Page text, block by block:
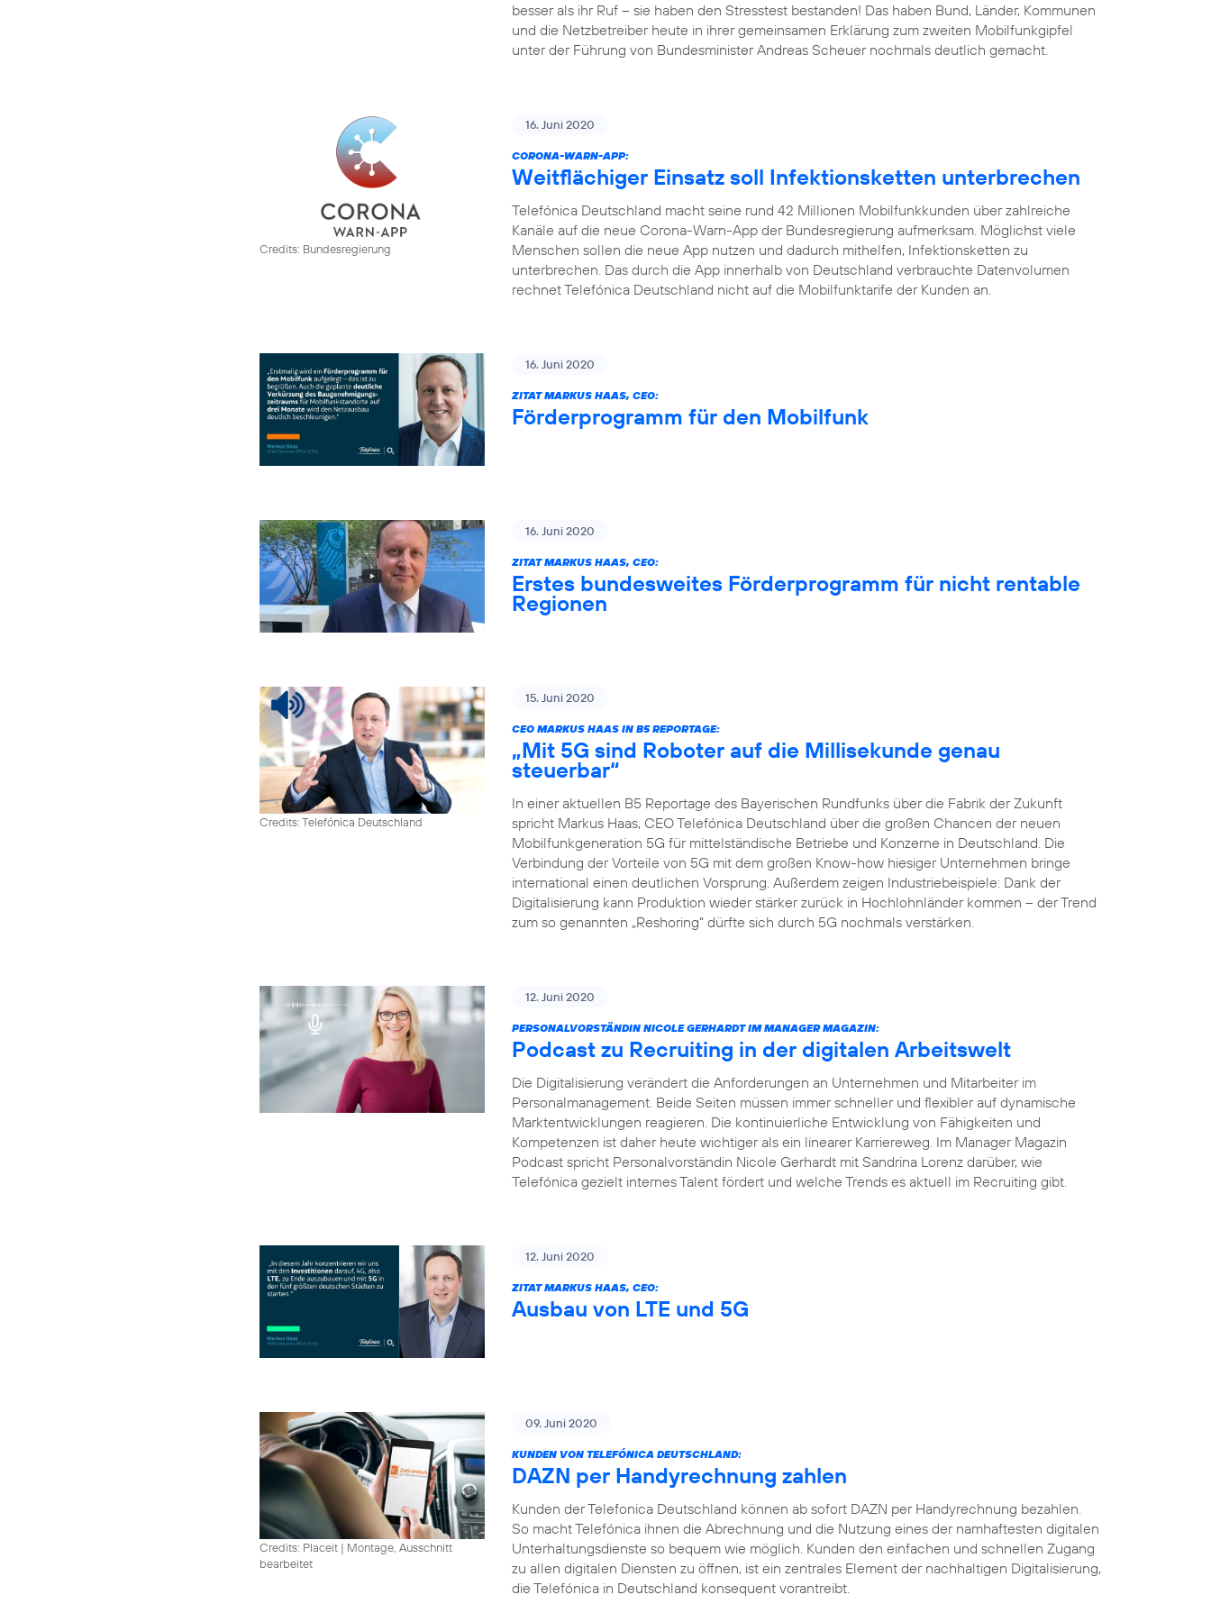
besser als ihr Ruf – sie haben den Stresstest bestanden! Das haben Bund, Länder, Kommunen
und die Netzbetreiber heute in ihrer gemeinsamen Erklärung zum zweiten Mobilfunkgipfel
unter der Führung von Bundesminister Andreas Scheuer nochmals deutlich gemacht.
Credits: Bundesregierung
16. Juni 2020
CORONA-WARN-APP:
Weitflächiger Einsatz soll Infektionsketten unterbrechen
Telefónica Deutschland macht seine rund 42 Millionen Mobilfunkkunden über zahlreiche
Kanäle auf die neue Corona-Warn-App der Bundesregierung aufmerksam. Möglichst viele
Menschen sollen die neue App nutzen und dadurch mithelfen, Infektionsketten zu
unterbrechen. Das durch die App innerhalb von Deutschland verbrauchte Datenvolumen
rechnet Telefónica Deutschland nicht auf die Mobilfunktarife der Kunden an.
16. Juni 2020
ZITAT MARKUS HAAS, CEO:
Förderprogramm für den Mobilfunk
16. Juni 2020
ZITAT MARKUS HAAS, CEO:
Erstes bundesweites Förderprogramm für nicht rentable
Regionen
Credits: Telefónica Deutschland
15. Juni 2020
CEO MARKUS HAAS IN B5 REPORTAGE:
„Mit 5G sind Roboter auf die Millisekunde genau
steuerbar“
In einer aktuellen B5 Reportage des Bayerischen Rundfunks über die Fabrik der Zukunft
spricht Markus Haas, CEO Telefónica Deutschland über die großen Chancen der neuen
Mobilfunkgeneration 5G für mittelständische Betriebe und Konzerne in Deutschland. Die
Verbindung der Vorteile von 5G mit dem großen Know-how hiesiger Unternehmen bringe
international einen deutlichen Vorsprung. Außerdem zeigen Industriebeispiele: Dank der
Digitalisierung kann Produktion wieder stärker zurück in Hochlohnländer kommen – der Trend
zum so genannten „Reshoring“ dürfte sich durch 5G nochmals verstärken.
12. Juni 2020
PERSONALVORSTÄNDIN NICOLE GERHARDT IM MANAGER MAGAZIN:
Podcast zu Recruiting in der digitalen Arbeitswelt
Die Digitalisierung verändert die Anforderungen an Unternehmen und Mitarbeiter im
Personalmanagement. Beide Seiten müssen immer schneller und flexibler auf dynamische
Marktentwicklungen reagieren. Die kontinuierliche Entwicklung von Fähigkeiten und
Kompetenzen ist daher heute wichtiger als ein linearer Karriereweg. Im Manager Magazin
Podcast spricht Personalvorständin Nicole Gerhardt mit Sandrina Lorenz darüber, wie
Telefónica gezielt internes Talent fördert und welche Trends es aktuell im Recruiting gibt.
12. Juni 2020
ZITAT MARKUS HAAS, CEO:
Ausbau von LTE und 5G
Credits: Placeit | Montage, Ausschnitt
bearbeitet
09. Juni 2020
KUNDEN VON TELEFÓNICA DEUTSCHLAND:
DAZN per Handyrechnung zahlen
Kunden der Telefonica Deutschland können ab sofort DAZN per Handyrechnung bezahlen.
So macht Telefónica ihnen die Abrechnung und die Nutzung eines der namhaftesten digitalen
Unterhaltungsdienste so bequem wie möglich. Kunden den einfachen und schnellen Zugang
zu allen digitalen Diensten zu öffnen, ist ein zentrales Element der nachhaltigen Digitalisierung,
die Telefónica in Deutschland konsequent vorantreibt.